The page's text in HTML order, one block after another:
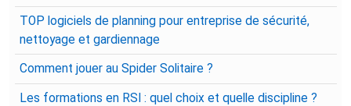
TOP logiciels de planning pour entreprise de sécurité,
nettoyage et gardiennage
Comment jouer au Spider Solitaire ?
Les formations en RSI : quel choix et quelle discipline ?